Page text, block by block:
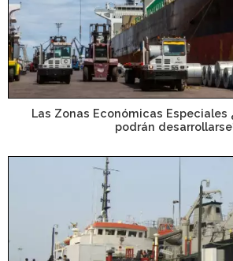
Las Zonas Económicas
podrán